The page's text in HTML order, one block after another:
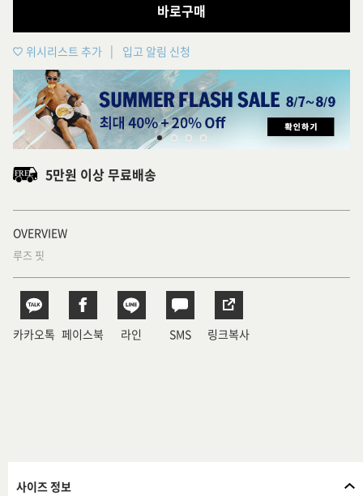
바로구매
위시리스트 추가 입고 알림 신청
5만원 이상 무료배송
OVERVIEW
루즈 핏
카카오톡 페이스북 라인 SMS 링크복사
사이즈 정보